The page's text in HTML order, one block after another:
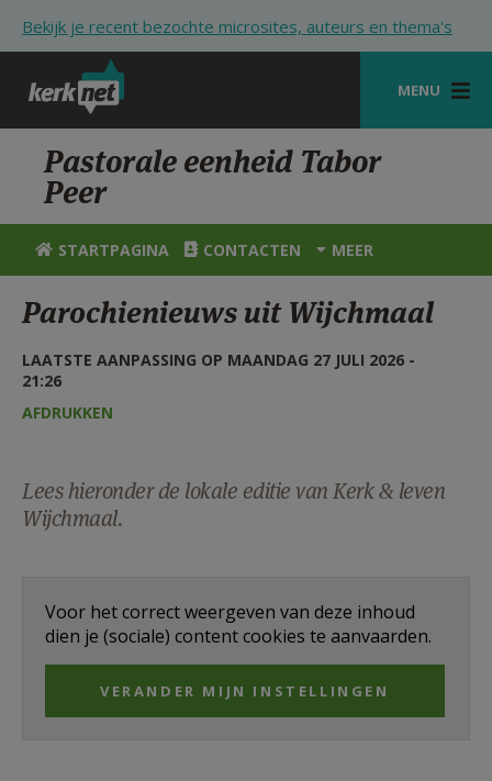
Bekijk je recent bezochte microsites, auteurs en thema's
MENU
STARTPAGINA
KERK
VIERINGEN
HULP
STARTPAGINA PORTAAL
AANMELDEN OF REGISTREREN
Pastorale eenheid Tabor
Peer
STARTPAGINA CONTACTEN MEER
Parochienieuws uit Wijchmaal
LAATSTE AANPASSING OP MAANDAG 27 JULI 2026 -
21:26
AFDRUKKEN
Lees hieronder de lokale editie van Kerk & leven
Wijchmaal.
Voor het correct weergeven van deze inhoud
dien je (sociale) content cookies te aanvaarden.
VERANDER MIJN INSTELLINGEN